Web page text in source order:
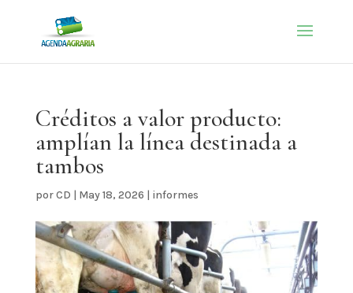
Créditos a valor producto:
amplían la línea destinada a
tambos
porCD | May 18, 2026 | informes